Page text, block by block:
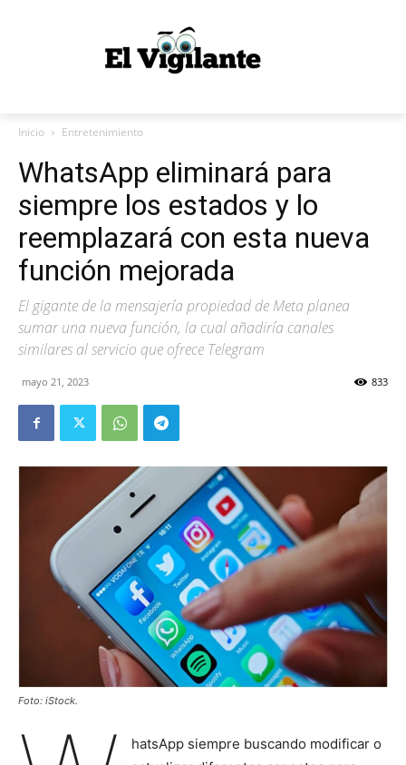
Inicio Entretenimiento
WhatsApp eliminará para
siempre los estados y lo
reemplazará con esta nueva
función mejorada
El gigante de la mensajería propiedad de Meta planea
sumar una nueva función, la cual añadiría canales
similares al servicio que ofrece Telegram
mayo 21, 2023 833
Foto: iStock.
hatsApp siempre buscando modificar o